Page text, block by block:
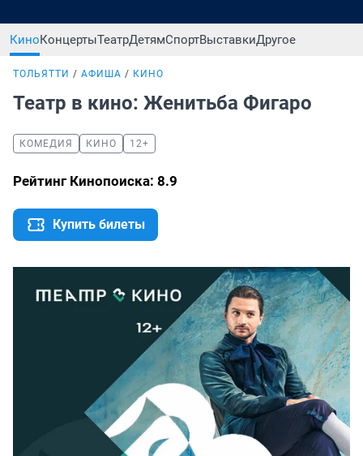
КиноКонцертыТеатрДетямСпортВыставкиДругое
ТОЛЬЯТТИ АФИША КИНО
Театр в кино: Женитьба Фигаро
КОМЕДИЯ КИНО 12+
Рейтинг Кинопоиска: 8.9
Купить билеты